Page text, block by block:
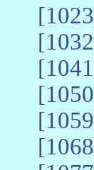
[1023
[1032
[1041
[1050
[1059
[1068